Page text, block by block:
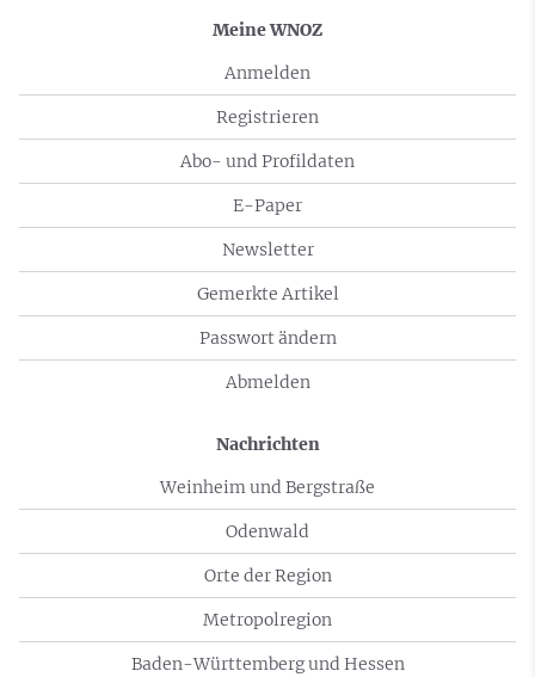
Meine WNOZ
Anmelden
Registrieren
Abo- und Profildaten
E-Paper
Newsletter
Gemerkte Artikel
Passwort ändern
Abmelden
Nachrichten
Weinheim und Bergstraße
Odenwald
Orte der Region
Metropolregion
Baden-Württemberg und Hessen